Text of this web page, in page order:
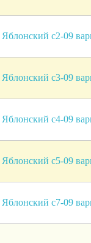
Яблонский с2-09
Яблонский с3-09
Яблонский с4-09
Яблонский с5-09
Яблонский с7-09